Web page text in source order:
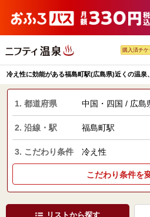
購入済チ
冷え性に効能がある福島町駅(広島県)近くの温
1. 都道府県 中国・四国 / 広島
2. 沿線・駅 福島町駅
3. こだわり条件 冷え性
こだわり条件を
リストから探す